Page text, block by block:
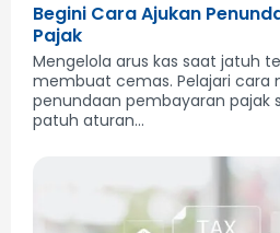
Begini Cara Ajukan
Pajak
Mengelola arus kas saat jatuh
membuat cemas. Pelajari cara
penundaan pembayaran
patuh aturan...